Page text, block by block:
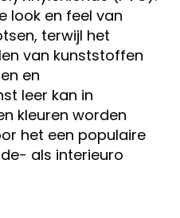
look en feel van
terwijl het
van kunststoffen
en
leer kan in
kleuren worden
het een populaire
als interieuro